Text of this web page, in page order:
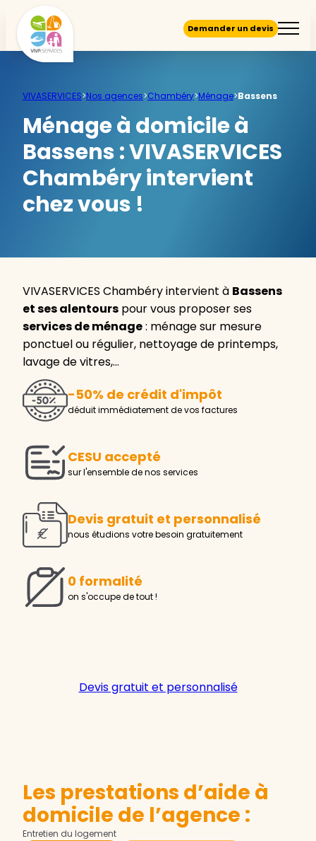
Demander un devis
VIVASERVICES>Nos agences>Chambéry>Ménage>Bassens
Ménage à domicile à
Bassens :VIVASERVICES
Chambéry intervient
chez vous !
VIVASERVICES Chambéry intervient à Bassens
et ses alentours pour vous proposer ses
services de ménage: ménage sur mesure
ponctuel ou régulier, nettoyage de printemps,
lavage de vitres,…
-50% de crédit d'impôt
déduit immédiatement de vos factures
CESU accepté
sur l'ensemble de nos services
Devis gratuit et personnalisé
nous étudions votre besoin gratuitement
0 formalité
on s'occupe de tout !
Devis gratuit et personnalisé
Les prestations d’aide à
domicile de l’agence :
Entretien du logement